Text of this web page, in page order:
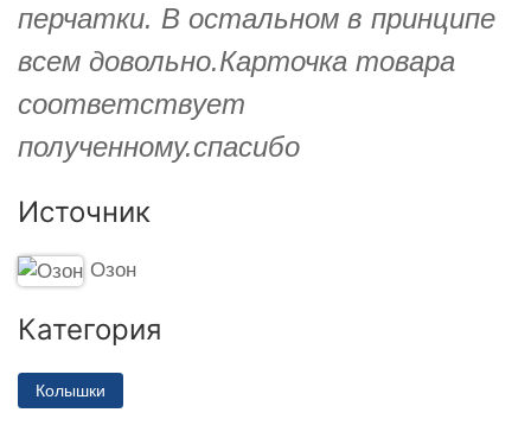
перчатки. В остальном в принципе
всем довольно.Карточка товара
соответствует
полученному.спасибо
Источник
Озон
Категория
Колышки